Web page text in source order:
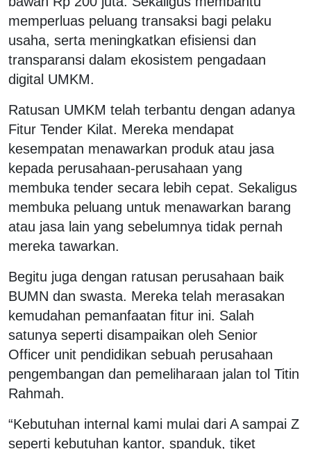
memperluas peluang transaksi bagi pelaku
usaha, serta meningkatkan efisiensi dan
transparansi dalam ekosistem pengadaan
digital UMKM.
Ratusan UMKM telah terbantu dengan adanya
Fitur Tender Kilat. Mereka mendapat
kesempatan menawarkan produk atau jasa
kepada perusahaan-perusahaan yang
membuka tender secara lebih cepat. Sekaligus
membuka peluang untuk menawarkan barang
atau jasa lain yang sebelumnya tidak pernah
mereka tawarkan.
Begitu juga dengan ratusan perusahaan baik
BUMN dan swasta. Mereka telah merasakan
kemudahan pemanfaatan fitur ini. Salah
satunya seperti disampaikan oleh Senior
Officer unit pendidikan sebuah perusahaan
pengembangan dan pemeliharaan jalan tol Titin
Rahmah.
“Kebutuhan internal kami mulai dari A sampai Z
seperti kebutuhan kantor, spanduk, tiket